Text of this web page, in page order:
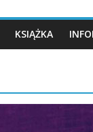
KSIĄŻKA